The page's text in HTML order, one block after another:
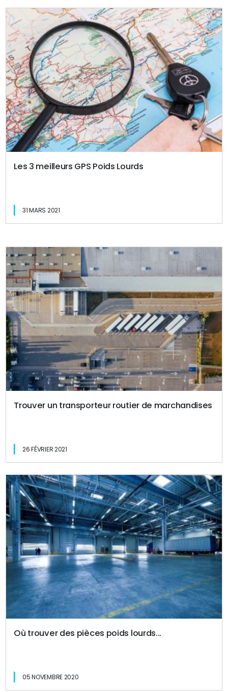
Les 3 meilleurs GPS Poids Lourds
31 MARS 2021
Trouver un transporteur routier de marchandises
26 FÉVRIER 2021
Où trouver des pièces poids lourds...
05 NOVEMBRE 2020